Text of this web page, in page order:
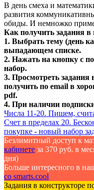
В день смеха и
развития
обиды. И немножко
Как получить задания в
1. Выбрать тему (день
выпадающем списке.
2. Нажать на кнопку с
набор.
3. Просмотреть задания
получить по email в
pdf.
4. При наличии
Числа 11-20. Пишем,
Счет в пределах 20.
покупке - новый набор
Безлимитный доступ к
кабинете за 370 руб. в
дня)
Больше интересного в
со smarts.cool
Задания в конструкторе